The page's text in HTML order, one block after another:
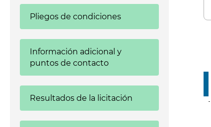
Pliegos de condiciones
Información adicional y
puntos de contacto
Resultados de la licitación